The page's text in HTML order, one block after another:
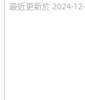
最近更新於 2024-